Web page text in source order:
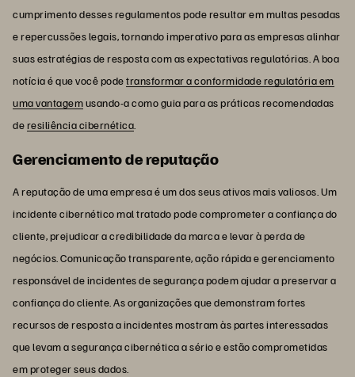
cumprimento desses regulamentos pode resultar em multas pesadas
e repercussões legais, tornando imperativo para as empresas alinhar
suas estratégias de resposta com as expectativas regulatórias. A boa
notícia é que você podetransformar a conformidade regulatória em
uma vantagemusando-a como guia para as práticas recomendadas
deresiliência cibernética.
Gerenciamento de reputação
A reputação de uma empresa é um dos seus ativos mais valiosos. Um
incidente cibernético mal tratado pode comprometer a confiança do
cliente, prejudicar a credibilidade da marca e levar à perda de
negócios. Comunicação transparente, ação rápida e gerenciamento
responsável de incidentes de segurança podem ajudar a preservar a
confiança do cliente. As organizações que demonstram fortes
recursos de resposta a incidentes mostram às partes interessadas
que levam a segurança cibernética a sério e estão comprometidas
em proteger seus dados.